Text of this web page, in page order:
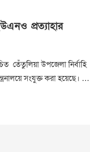
প্রত্যাহার
তেঁতুলিয়া উপজেলা নির্বাহি
সংযুক্ত করা হয়েছে। …